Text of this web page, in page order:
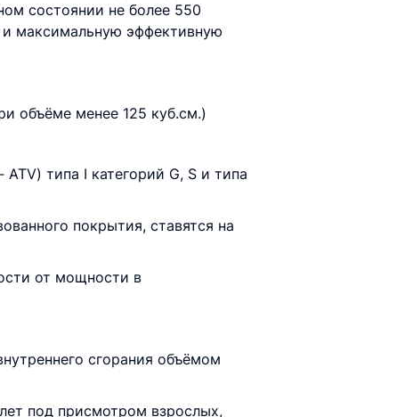
состоянии не более 550
и максимальную эффективную
объёме менее 125 куб.см.)
типа I категорий G, S и типа
покрытия, ставятся на
от мощности в
сгорания объёмом
под присмотром взрослых,